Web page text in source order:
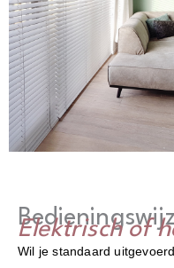
Wil je standaard
Elektrisch of